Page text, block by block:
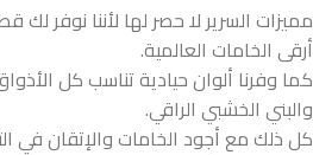
مميزات السرير لا حصر لها لأننا نوفر
أرقى الخامات العالمية.
كما وفرنا ألوان حيادية تناسب كل
والبني الخشبي الراقي.
كل ذلك مع أجود الخامات والإتقان في